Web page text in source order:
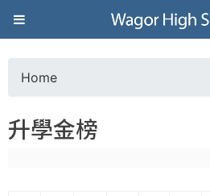
Jump to
葳
格
高
o
Home
升學金榜